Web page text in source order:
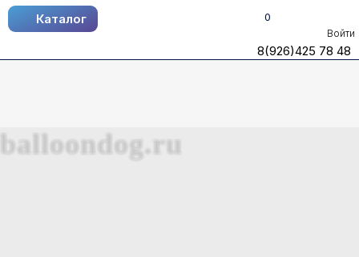
Каталог
Войти
0
8(926)425 78 48
Каталог
8(926)425 78 48
balloondog.ru